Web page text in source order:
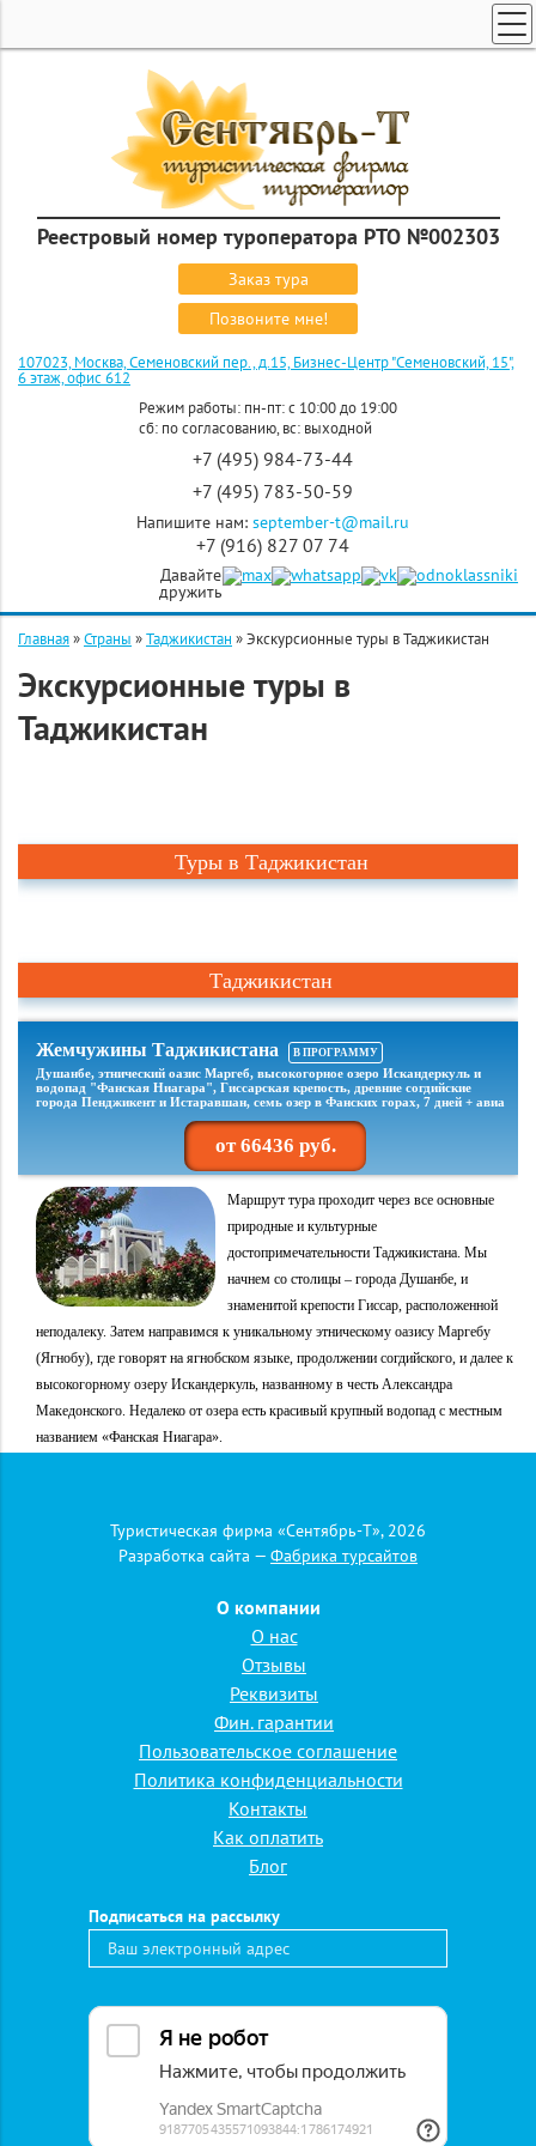
Реестровый номер туроператора РТО №002303
Заказ тура
Позвоните мне!
107023, Москва, Семеновский пер., д.15, Бизнес-Центр "Семеновский, 15",
6 этаж, офис 612
Режим работы: пн-пт: с 10:00 до 19:00
сб: по согласованию, вс: выходной
+7 (495) 984-73-44
+7 (495) 783-50-59
Напишите нам: september-t@mail.ru
+7 (916) 827 07 74
Давайте
дружить
ПОИСК ТУРОВ
ГОРЯЩИЕ ТУРЫ
СТРАНЫ
КРУИЗЫ
ЗАКАЗ ТУРА
ЭКСКУРСИОННЫЕ ТУРЫ
Главная»Страны »Таджикистан »Экскурсионные туры в Таджикистан
Экскурсионные туры в
Таджикистан
Туристическая фирма «Сентябрь-Т», 2026
Разработка сайта — Фабрика турсайтов
О компании
О нас
Отзывы
Реквизиты
Фин. гарантии
Пользовательское соглашение
Политика конфиденциальности
Контакты
Как оплатить
Блог
Подписаться на рассылку